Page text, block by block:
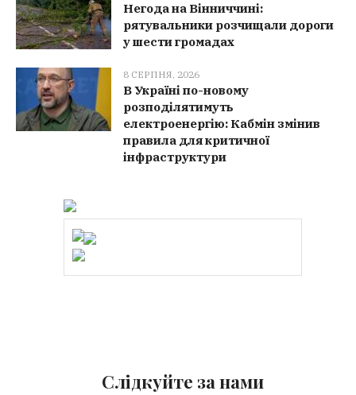
Негода на Вінниччині:
рятувальники розчищали дороги
у шести громадах
8 СЕРПНЯ, 2026
В Україні по-новому
розподілятимуть
електроенергію: Кабмін змінив
правила для критичної
інфраструктури
Слідкуйте за нами